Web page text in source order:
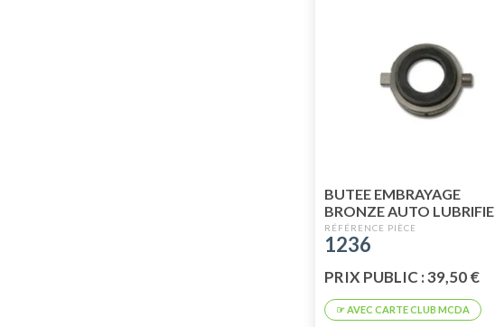
BUTEE EMBRAYAGE
BRONZE AUTO LUBRIFIE
ANCIEN MODELE
1236
PRIX PUBLIC : 39,50 €